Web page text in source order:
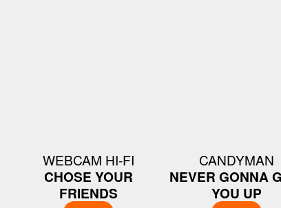
WEBCAM HI-FI
CHOSE YOUR
FRIENDS
CANDYMAN
NEVER GONNA
YOU UP